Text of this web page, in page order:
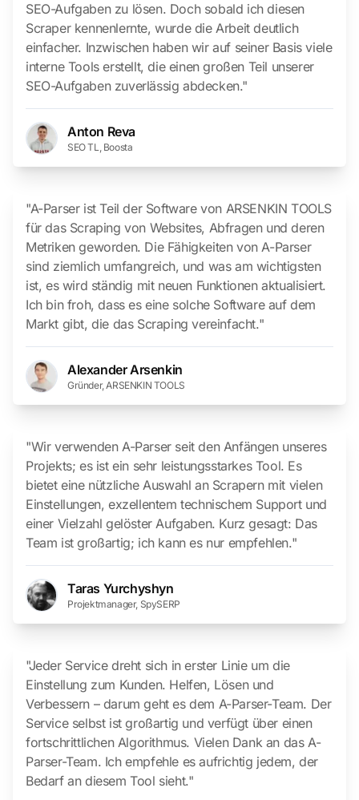
SEO-Aufgaben zu lösen. Doch sobald ich diesen
Scraper kennenlernte, wurde die Arbeit deutlich
einfacher. Inzwischen haben wir auf seiner Basis viele
interne Tools erstellt, die einen großen Teil unserer
SEO-Aufgaben zuverlässig abdecken."
Anton Reva
SEO TL, Boosta
"A-Parser ist Teil der Software von ARSENKIN TOOLS
für das Scraping von Websites, Abfragen und deren
Metriken geworden. Die Fähigkeiten von A-Parser
sind ziemlich umfangreich, und was am wichtigsten
ist, es wird ständig mit neuen Funktionen aktualisiert.
Ich bin froh, dass es eine solche Software auf dem
Markt gibt, die das Scraping vereinfacht."
Alexander Arsenkin
Gründer, ARSENKIN TOOLS
"Wir verwenden A-Parser seit den Anfängen unseres
Projekts; es ist ein sehr leistungsstarkes Tool. Es
bietet eine nützliche Auswahl an Scrapern mit vielen
Einstellungen, exzellentem technischem Support und
einer Vielzahl gelöster Aufgaben. Kurz gesagt: Das
Team ist großartig; ich kann es nur empfehlen."
Taras Yurchyshyn
Projektmanager, SpySERP
"Jeder Service dreht sich in erster Linie um die
Einstellung zum Kunden. Helfen, Lösen und
Verbessern – darum geht es dem A-Parser-Team. Der
Service selbst ist großartig und verfügt über einen
fortschrittlichen Algorithmus. Vielen Dank an das A-
Parser-Team. Ich empfehle es aufrichtig jedem, der
Bedarf an diesem Tool sieht."